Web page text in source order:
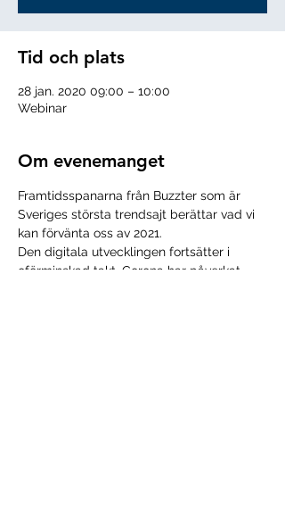
Tid och plats
28 jan. 2020 09:00 – 10:00
Webinar
Om evenemanget
Framtidsspanarna från Buzzter som är
Sveriges största trendsajt berättar vad vi
kan förvänta oss av 2021.
Den digitala utvecklingen fortsätter i
oförminskad takt, Corona har påverkat